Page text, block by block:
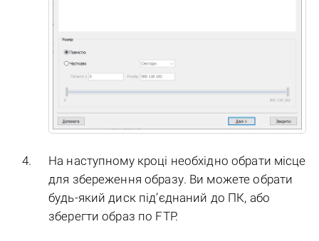
На наступному кроці необхідно обрати місце
для збереження образу. Ви можете обрати
будь-який диск під’єднаний до ПК, або
зберегти образ по FTP.